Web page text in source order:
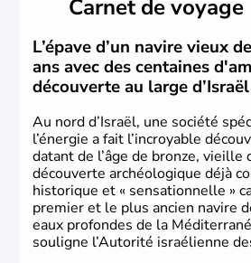
vrai essor économique dans le
Carnet de voyage
L’épave d’un navire vieux
ans avec des centaines
découverte au large d’Israël
Au nord d’Israël, une société
l’énergie a fait l’incroyable
datant de l’âge de bronze, vieille
découverte archéologique déjà
historique et « sensationnelle »
premier et le plus ancien navire
eaux profondes de la
souligne l’Autorité israélienne